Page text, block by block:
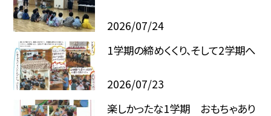
2026/07/24
1学期の締めくくり、そして2学期へ
2026/07/23
楽しかったな1学期 おもちゃあり